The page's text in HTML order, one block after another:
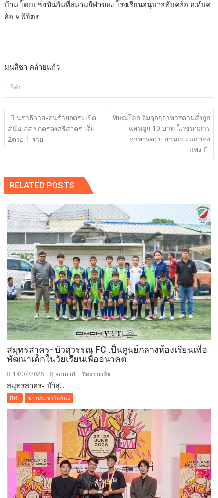
บ้าน โดยแข่งขันกันที่สนามกีฬาของ โรงเรียนอนุบาลทับคล้อ อ.ทับค
ล้อ จ.พิจิตร
มนสิชา คล้ายแก้ว
กีฬา
แนะแนว
เรื่อง
นราธิวาส-คนร้ายกดระเบิด
สนั่น อส.ปกครองศรีสาคร เจ็บ
2ตาย 1 ราย
พิษณุโลก อิ่มจุกๆอาหารตามสั่งถูก
แสนถูก 10 บาท โภชนาการ
อาหารครบ สวนกระแสของ
แพง
RELATED POSTS
สมุทรสาคร- บัวสุวรรณ FC เป็นศูนย์กลางห้องเรียนเพื่อ
พัฒนาเด็กในวัยเรียนเพื่ออนาคต
18/07/2026 admin1 ปิดความเห็น
FC
เป็น
ศูนย์กลาง
ห้องเรียน
เพื่อ
พัฒนา
เด็ก
ใน
สมุทรสาคร- บัวสุ...
กีฬา ข่าวประชาสัมพันธ์